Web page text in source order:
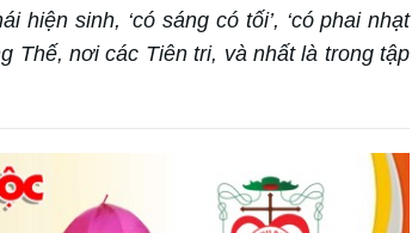
sinh, ‘có sáng có tối’, ‘có phai nhạt
Thế, nơi các Tiên tri, và nhất là trong tập